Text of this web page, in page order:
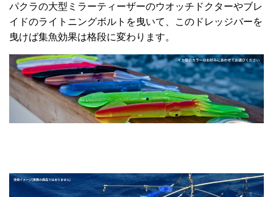
パクラの大型ミラーティーザーのウオッチドクターやブレ
イドのライトニングボルトを曳いて、このドレッジバーを
曳けば集魚効果は格段に変わります。